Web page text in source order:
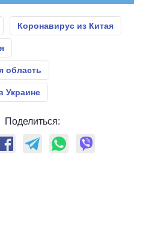
Коронавирус из Китая
область
Украине
Поделиться: